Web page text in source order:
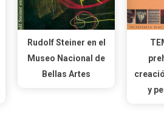
Rudolf Steiner en el
Museo Nacional de
Bellas Artes
y